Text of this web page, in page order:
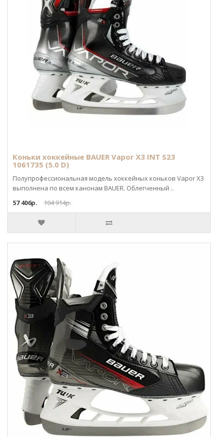
Коньки хоккейные BAUER Vapor X3 INT S23
1061735 (5.0 D)
Полупрофессиональная модель хоккейных коньков Vapor X3
выполнена по всем канонам BAUER. Облегченный ..
57 406р.
104 914р.